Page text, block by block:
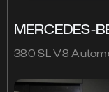
MERCEDES-
380 SL V8